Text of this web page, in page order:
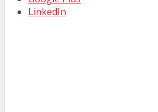
LinkedIn